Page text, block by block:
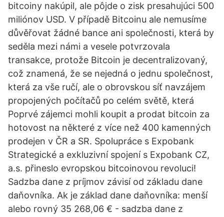
bitcoiny nakúpil, ale pôjde o zisk presahujúci 500
miliónov USD. V případě Bitcoinu ale nemusíme
důvěřovat žádné bance ani společnosti, která by
seděla mezi námi a vesele potvrzovala
transakce, protože Bitcoin je decentralizovaný,
což znamená, že se nejedná o jednu společnost,
která za vše ručí, ale o obrovskou síť navzájem
propojených počítačů po celém světě, která
Poprvé zájemci mohli koupit a prodat bitcoin za
hotovost na některé z více než 400 kamenných
prodejen v ČR a SR. Spolupráce s Expobank
Strategické a exkluzivní spojení s Expobank CZ,
a.s. přineslo evropskou bitcoinovou revoluci!
Sadzba dane z príjmov závisí od základu dane
daňovníka. Ak je základ dane daňovníka: menší
alebo rovný 35 268,06 € - sadzba dane z